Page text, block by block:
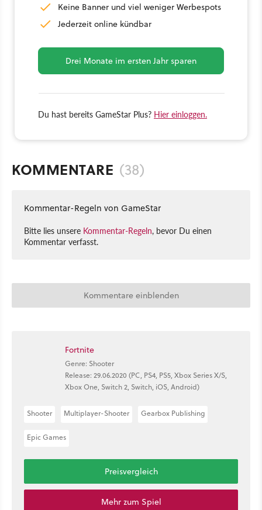
Keine Banner und viel weniger Werbespots
Jederzeit online kündbar
Drei Monate im ersten Jahr sparen
Du hast bereits GameStar Plus? Hier einloggen.
KOMMENTARE (38)
Kommentar-Regeln von GameStar
Bitte lies unsere Kommentar-Regeln, bevor Du einen
Kommentar verfasst.
Kommentare einblenden
Fortnite
Genre: Shooter
Release: 29.06.2020 (PC, PS4, PS5, Xbox Series X/S,
Xbox One, Switch 2, Switch, iOS, Android)
Shooter Multiplayer-Shooter Gearbox Publishing
Epic Games
Preisvergleich
Mehr zum Spiel